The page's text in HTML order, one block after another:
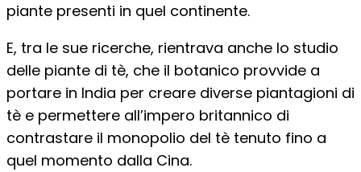
piante presenti in quel continente.
E, tra le sue ricerche, rientrava anche lo studio
delle piante di tè, che il botanico provvide a
portare in India per creare diverse piantagioni di
tè e permettere all’impero britannico di
contrastare il monopolio del tè tenuto fino a
quel momento dalla Cina.